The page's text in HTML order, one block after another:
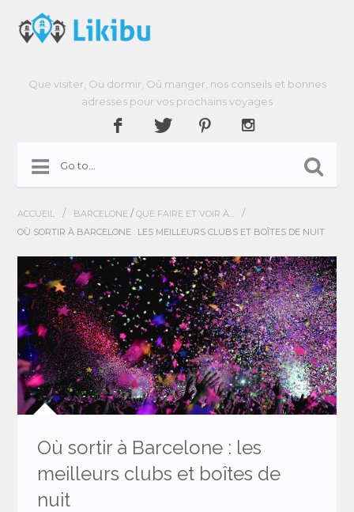
Que visiter, Où dormir, Où manger, nos conseils et bonnes
adresses pour vos prochains voyages
ACCUEIL / BARCELONE /QUE FAIRE ET VOIR À... /
OÙ SORTIR À BARCELONE : LES MEILLEURS CLUBS ET BOÎTES DE NUIT
Où sortir à Barcelone : les
meilleurs clubs et boîtes de
nuit